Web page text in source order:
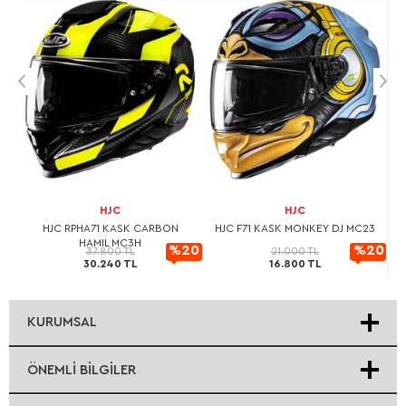
HJC
HJC RPHA71 KASK CARBON
HAMIL MC3H
37.800 TL
30.240 TL
%20
İndirimli
HJC
HJC F71 KASK MONKEY DJ MC23
21.000 TL
16.800 TL
%20
İndirimli
KURUMSAL
ÖNEMLI BILGILER